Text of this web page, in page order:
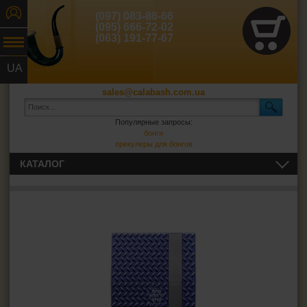
UA
(097) 083-86-66
(095) 666-72-02
(063) 191-77-67
sales@calabash.com.ua
Популярные запросы:
бонги
прекулеры для бонгов
КАТАЛОГ
ВСЁ ДЛЯ СИГАРЕТ И САМОКРУТОК
Фильтры для самокруток